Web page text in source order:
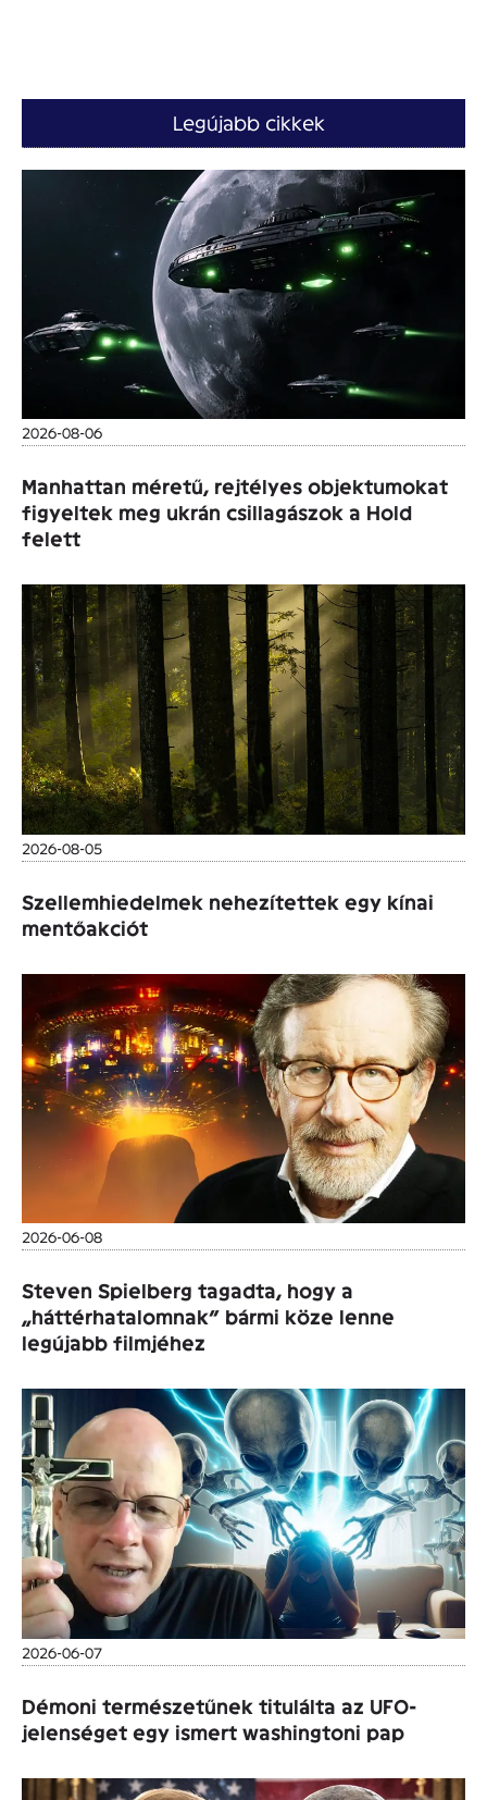
Legújabb cikkek
2026-08-06
Manhattan méretű, rejtélyes objektumokat
figyeltek meg ukrán csillagászok a Hold
felett
2026-08-05
Szellemhiedelmek nehezítettek egy kínai
mentőakciót
2026-06-08
Steven Spielberg tagadta, hogy a
„háttérhatalomnak” bármi köze lenne
legújabb filmjéhez
2026-06-07
Démoni természetűnek titulálta az UFO-
jelenséget egy ismert washingtoni pap